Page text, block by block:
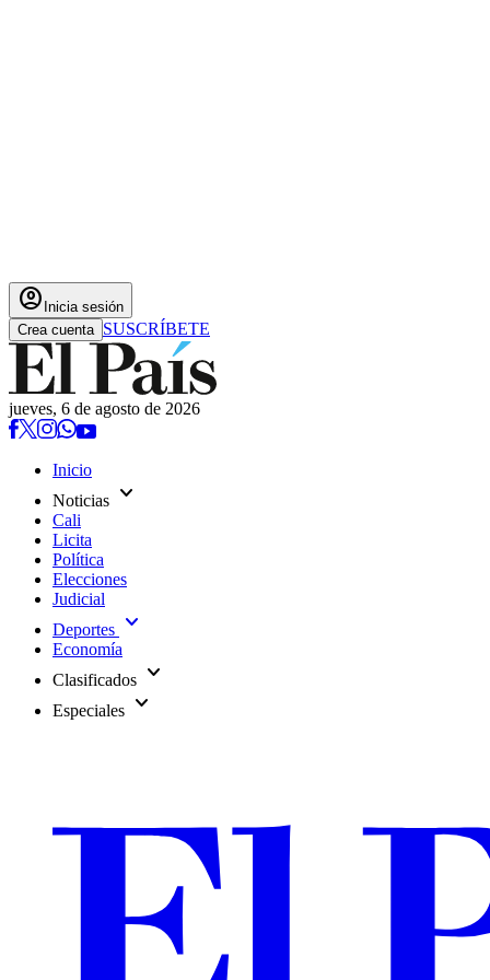
account_circle Inicia sesión
Crea cuenta SUSCRÍBETE
jueves, 6 de agosto de 2026
Inicio
Noticias expand_more
Cali
Licita
Política
Elecciones
Judicial
Deportes expand_more
Economía
Clasificados expand_more
Especiales expand_more